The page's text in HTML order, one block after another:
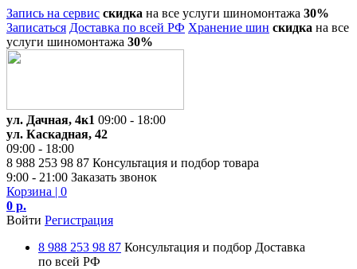
Запись на сервис скидка на все услуги шиномонтажа 30%
Записаться Доставка по всей РФ Хранение шин скидка на все
услуги шиномонтажа 30%
ул. Дачная, 4к1 09:00 - 18:00
ул. Каскадная, 42
09:00 - 18:00
8 988 253 98 87 Консультация и подбор товара
9:00 - 21:00 Заказать звонок
Корзина | 0
0 р.
Войти Регистрация
8 988 253 98 87 Консультация и подбор Доставка
по всей РФ